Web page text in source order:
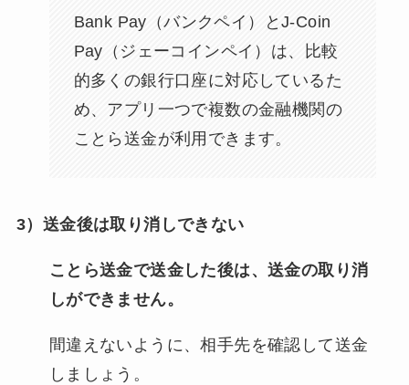
Bank Pay（バンクペイ）とJ-Coin
Pay（ジェーコインペイ）は、比較
的多くの銀行口座に対応しているた
め、アプリ一つで複数の金融機関の
ことら送金が利用できます。
3）送金後は取り消しできない
ことら送金で送金した後は、送金の取り消
しができません。
間違えないように、相手先を確認して送金
しましょう。